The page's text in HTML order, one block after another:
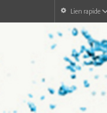
Lien rapide